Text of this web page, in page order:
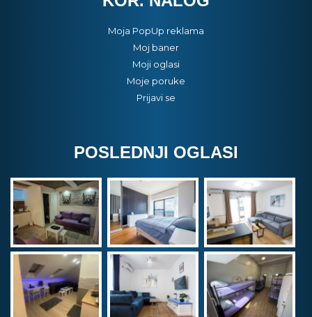
Moja PopUp reklama
Moj baner
Moji oglasi
Moje poruke
Prijavi se
POSLEDNJI OGLASI